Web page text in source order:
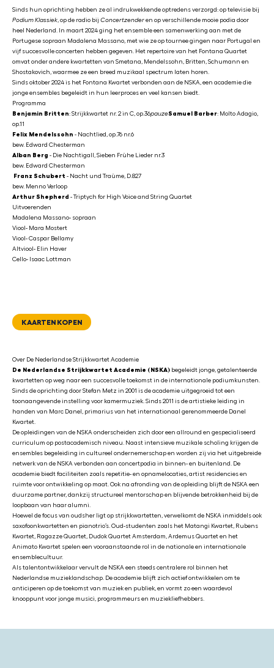
Sinds hun oprichting hebben ze al indrukwekkende optredens verzorgd: op televisie bij
Podium Klassiek, op de radio bij Concertzender en op verschillende mooie podia door
heel Nederland. In maart 2024 ging het ensemble een samenwerking aan met de
Portugese sopraan Madalena Massano, met wie ze op tournee gingen naar Portugal en
vijf succesvolle concerten hebben gegeven. Het repertoire van het Fontana Quartet
omvat onder andere kwartetten van Smetana, Mendelssohn, Britten, Schumann en
Shostakovich, waarmee ze een breed muzikaal spectrum laten horen.
Sinds oktober 2024 is het Fontana Kwartet verbonden aan de NSKA, een academie die
jonge ensembles begeleidt in hun leerproces en veel kansen biedt.
Programma
Benjamin Britten: Strijkkwartet nr. 2 in C, op.36pauzeSamuel Barber: Molto Adagio,
op.11
Felix Mendelssohn - Nachtlied, op.76 nr.6
bew. Edward Chesterman
⁠Alban Berg - Die Nachtigall, Sieben Frühe Lieder nr.3
bew. Edward Chesterman
⁠Franz Schubert - Nacht und Traüme, D.827
bew. Menno Verloop
Arthur Shepherd - Triptych for High Voice and String Quartet
Uitvoerenden
Madalena Massano- sopraan
Viool- Mara Mostert
Viool- Caspar Bellamy
Altviool- Elin Haver
Cello- Isaac Lottman
KAARTEN KOPEN
Over De Nederlandse Strijkkwartet Academie
De Nederlandse Strijkkwartet Academie (NSKA) begeleidt jonge, getalenteerde
kwartetten op weg naar een succesvolle toekomst in de internationale podiumkunsten.
Sinds de oprichting door Stefan Metz in 2001 is de academie uitgegroeid tot een
toonaangevende instelling voor kamermuziek. Sinds 2011 is de artistieke leiding in
handen van Marc Danel, primarius van het internationaal gerenommeerde Danel
Kwartet.
De opleidingen van de NSKA onderscheiden zich door een allround en gespecialiseerd
curriculum op postacademisch niveau. Naast intensieve muzikale scholing krijgen de
ensembles begeleiding in cultureel ondernemerschap en worden zij via het uitgebreide
netwerk van de NSKA verbonden aan concertpodia in binnen- en buitenland. De
academie biedt faciliteiten zoals repetitie- en opnamelocaties, artist residencies en
ruimte voor ontwikkeling op maat. Ook na afronding van de opleiding blijft de NSKA een
duurzame partner, dankzij structureel mentorschap en blijvende betrokkenheid bij de
loopbaan van haar alumni.
Hoewel de focus van oudsher ligt op strijkkwartetten, verwelkomt de NSKA inmiddels ook
saxofoonkwartetten en pianotrio’s. Oud-studenten zoals het Matangi Kwartet, Rubens
Kwartet, Ragazze Quartet, Dudok Quartet Amsterdam, Ardemus Quartet en het
Animato Kwartet spelen een vooraanstaande rol in de nationale en internationale
ensemblecultuur.
Als talentontwikkelaar vervult de NSKA een steeds centralere rol binnen het
Nederlandse muzieklandschap. De academie blijft zich actief ontwikkelen om te
anticiperen op de toekomst van muziek en publiek, en vormt zo een waardevol
knooppunt voor jonge musici, programmeurs en muziekliefhebbers.